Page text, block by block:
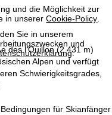
und die Möglichkeit zur
in unsererCookie-Policy
Sie in unserem
und
.
des l’Ouillon (2.431 m)
Alpen und verfügt
Schwierigkeitsgrades,
für Skianfänger